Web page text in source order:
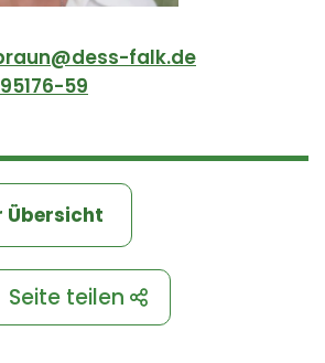
falk.de
59
Seite teilen